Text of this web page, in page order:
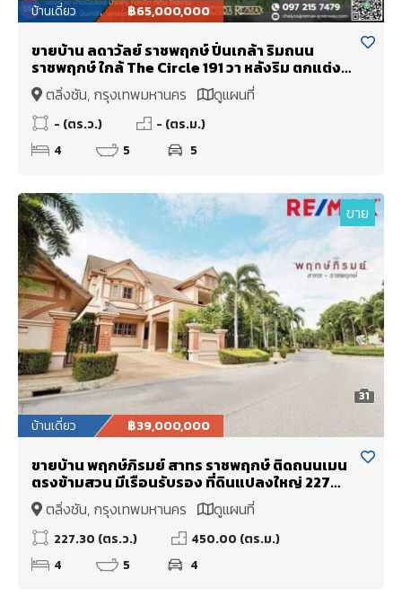
บ้านเดี่ยว ฿65,000,000
ขายบ้าน ลดาวัลย์ ราชพฤกษ์ ปิ่นเกล้า ริมถนน
ราชพฤกษ์ ใกล้ The Circle 191 วา หลังริม ตกแต่ง
พร้อมอยู่
ตลิ่งชัน, กรุงเทพมหานคร ดูแผนที่
- (ตร.ว.)
- (ตร.ม.)
4
5 5
31
ขาย
บ้านเดี่ยว ฿39,000,000
ขายบ้าน พฤกษ์ภิรมย์ สาทร ราชพฤกษ์ ติดถนนเมน
ตรงข้ามสวน มีเรือนรับรอง ที่ดินแปลงใหญ่ 227
ตรว.ตลิ่งชัน, กรุงเทพมหานคร ดูแผนที่
227.30 (ตร.ว.)
450.00 (ตร.ม.)
4
5 4